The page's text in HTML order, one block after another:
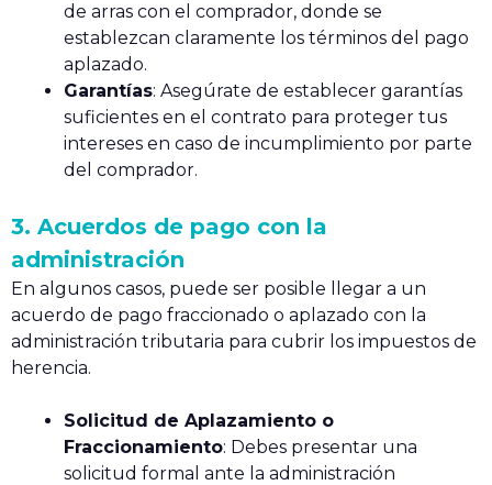
de arras con el comprador, donde se
establezcan claramente los términos del pago
aplazado.
Garantías: Asegúrate de establecer garantías
suficientes en el contrato para proteger tus
intereses en caso de incumplimiento por parte
del comprador.
3. Acuerdos de pago con la
administración
En algunos casos, puede ser posible llegar a un
acuerdo de pago fraccionado o aplazado con la
administración tributaria para cubrir los impuestos de
herencia.
Solicitud de Aplazamiento o
Fraccionamiento: Debes presentar una
solicitud formal ante la administración